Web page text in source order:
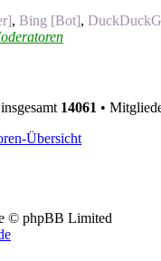
, Bing [Bot],
14061 •
Übersicht
© phpBB Limited